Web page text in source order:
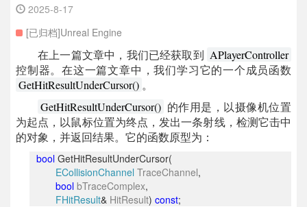
2025-8-17
[已归档]Unreal Engine
在上一篇文章中，我们已经获取到 APlayerController
控制器。在这一篇文章中，我们学习它的一个成员函数
GetHitResultUnderCursor() 。
GetHitResultUnderCursor() 的作用是，以摄像机位置
为起点，以鼠标位置为终点，发出一条射线，检测它击中
的对象，并返回结果。它的函数原型为：
bool GetHitResultUnderCursor(
ECollisionChannel TraceChannel,
bool bTraceComplex,
FHitResult& HitResult) const;